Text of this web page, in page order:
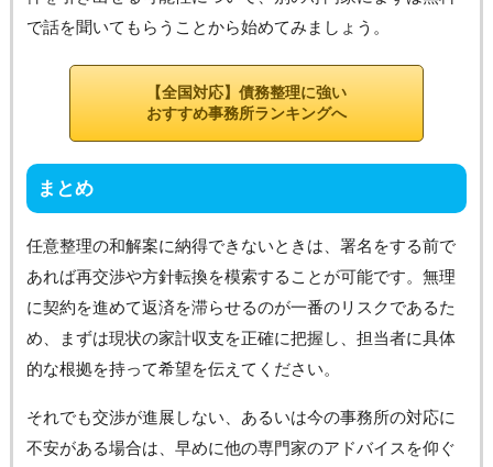
で話を聞いてもらうことから始めてみましょう。
【全国対応】債務整理に強い
おすすめ事務所ランキングへ
まとめ
任意整理の和解案に納得できないときは、署名をする前で
あれば再交渉や方針転換を模索することが可能です。無理
に契約を進めて返済を滞らせるのが一番のリスクであるた
め、まずは現状の家計収支を正確に把握し、担当者に具体
的な根拠を持って希望を伝えてください。
それでも交渉が進展しない、あるいは今の事務所の対応に
不安がある場合は、早めに他の専門家のアドバイスを仰ぐ